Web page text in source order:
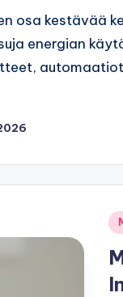
osa kestävää
energian